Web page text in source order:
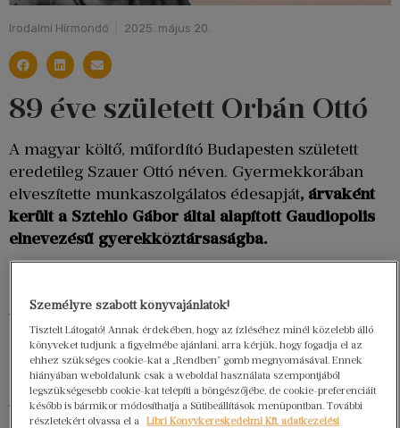
Irodalmi Hírmondó 2025. május 20.
89 éve született Orbán Ottó
A magyar költő, műfordító Budapesten született
eredetileg Szauer Ottó néven. Gyermekkorában
elveszítette munkaszolgálatos édesapját, árvaként
került a Sztehlo Gábor által alapított Gaudiopolis
elnevezésű gyerekköztársaságba.
alapján csodagyereknek tartották. Habár már 1954-
ben jelentkezett az ELTE Bölcsészettudományi
Karára, csak 1956-ban vették fel, ám egy hosszúra
nyúlt betegség következtében csupán három
szemesztert járt végig, ezután nem folytatta a
tanulmányait, diplomát nem szerzett. Innentől
Személyre szabott könyvajánlatok!
Tisztelt Látogató! Annak érdekében, hogy az ízléséhez minél közelebb álló
könyveket tudjunk a figyelmébe ajánlani, arra kérjük, hogy fogadja el az
ehhez szükséges cookie-kat a „Rendben” gomb megnyomásával. Ennek
hiányában weboldalunk csak a weboldal használata szempontjából
legszükségesebb cookie-kat telepíti a böngészőjébe, de cookie-preferenciáit
később is bármikor módosíthatja a Sütibeállítások menüpontban. További
részletekért olvassa el a
Libri Könyvkereskedelmi Kft. adatkezelési